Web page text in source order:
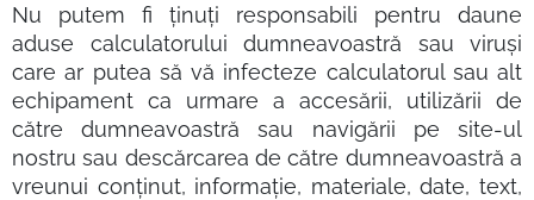
Nu putem fi ținuți responsabili pentru daune
aduse calculatorului dumneavoastră sau viruși
care ar putea să vă infecteze calculatorul sau alt
echipament ca urmare a accesării, utilizării de
către dumneavoastră sau navigării pe site-ul
nostru sau descărcarea de către dumneavoastră a
vreunui conținut, informație, materiale, date, text,